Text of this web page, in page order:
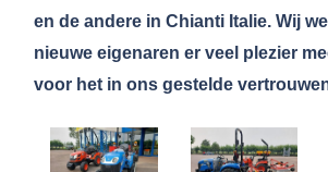
en de andere in Chianti Italie. Wij
nieuwe eigenaren er veel plezier
voor het in ons gestelde